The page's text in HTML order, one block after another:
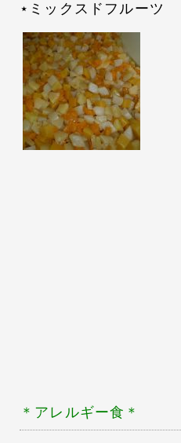
⋆ミックスドフルーツ
＊アレルギー食 ＊